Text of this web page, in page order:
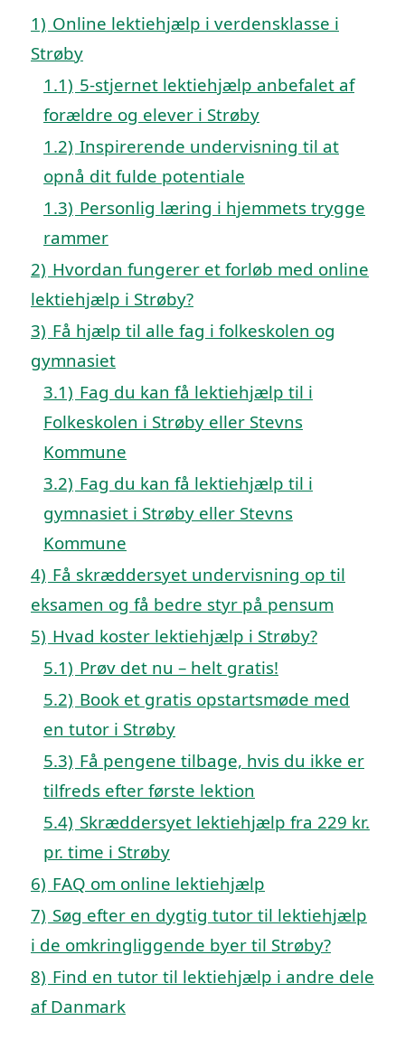
1) Online lektiehjælp i verdensklasse i
Strøby
1.1) 5-stjernet lektiehjælp anbefalet af
forældre og elever i Strøby
1.2) Inspirerende undervisning til at
opnå dit fulde potentiale
1.3) Personlig læring i hjemmets trygge
rammer
2) Hvordan fungerer et forløb med online
lektiehjælp i Strøby?
3) Få hjælp til alle fag i folkeskolen og
gymnasiet
3.1) Fag du kan få lektiehjælp til i
Folkeskolen i Strøby eller Stevns
Kommune
3.2) Fag du kan få lektiehjælp til i
gymnasiet i Strøby eller Stevns
Kommune
4) Få skræddersyet undervisning op til
eksamen og få bedre styr på pensum
5) Hvad koster lektiehjælp i Strøby?
5.1) Prøv det nu – helt gratis!
5.2) Book et gratis opstartsmøde med
en tutor i Strøby
5.3) Få pengene tilbage, hvis du ikke er
tilfreds efter første lektion
5.4) Skræddersyet lektiehjælp fra 229 kr.
pr. time i Strøby
6) FAQ om online lektiehjælp
7) Søg efter en dygtig tutor til lektiehjælp
i de omkringliggende byer til Strøby?
8) Find en tutor til lektiehjælp i andre dele
af Danmark